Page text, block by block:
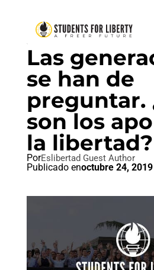
SIN CATEGORIZAR
Las
se han de
preguntar.
son los
la libertad?
PorEslibertad Guest Author
Publicado enoctubre 24, 2019